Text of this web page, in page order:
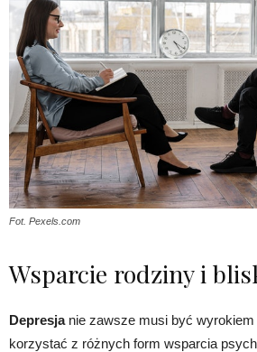
Fot. Pexels.com
Wsparcie rodziny i
Depresjanie zawsze musi być wyrokiem
korzystać z różnych form wsparcia